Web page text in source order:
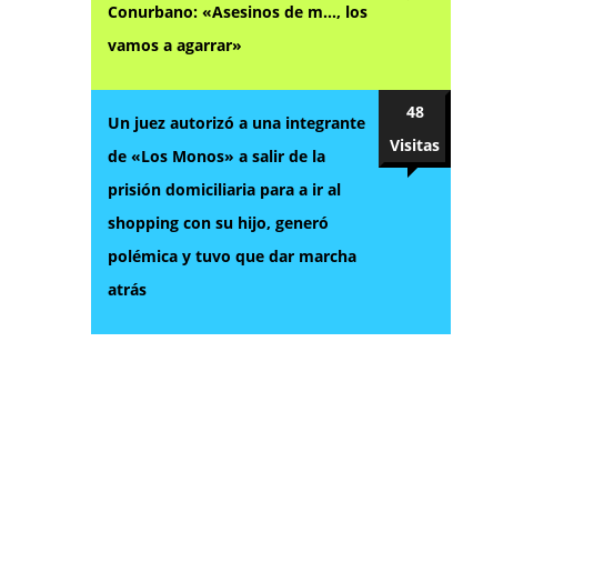
Conurbano: «Asesinos de m…, los
vamos a agarrar»
Un juez autorizó a una integrante
de «Los Monos» a salir de la
prisión domiciliaria para a ir al
shopping con su hijo, generó
polémica y tuvo que dar marcha
atrás
48
Visitas